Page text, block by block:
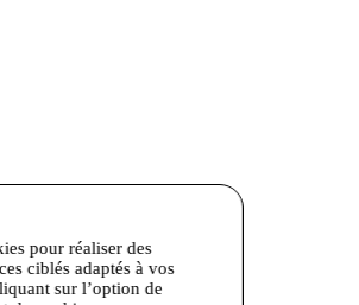
pour réaliser des
ciblés adaptés à vos
sur l’option de